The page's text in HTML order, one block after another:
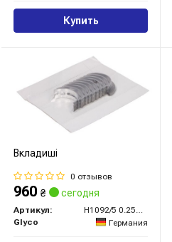
Купить
Вкладиші
0 отзывов
960 ₴ сегодня
Артикул:
H1092/5 0.25MM
Glyco
Германия